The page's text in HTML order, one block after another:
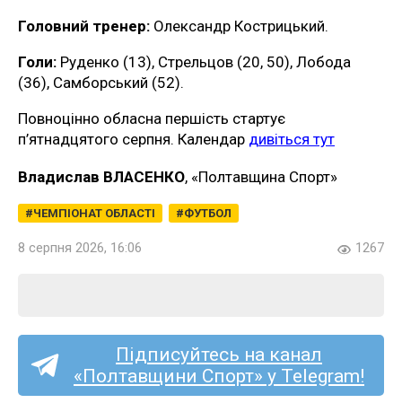
Головний тренер: Олександр Кострицький.
Голи: Руденко (13), Стрельцов (20, 50), Лобода
(36), Самборський (52).
Повноцінно обласна першість стартує
п’ятнадцятого серпня. Календар дивіться тут
Владислав ВЛАСЕНКО, «Полтавщина Спорт»
ЧЕМПІОНАТ ОБЛАСТІ ФУТБОЛ
8 серпня 2026, 16:06 1267
Підписуйтесь на канал
«Полтавщини Спорт» у Telegram!